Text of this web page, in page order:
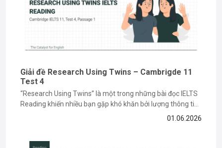
Giải đề Research Using Twins – Cambrigde 11
Test 4
“Research Using Twins” là một trong những bài đọc IELTS
Reading khiến nhiều bạn gặp khó khăn bởi lượng thông tin
học thuật và các dạng câu hỏi paraphrase phức tạp. Tuy
01.06.2026